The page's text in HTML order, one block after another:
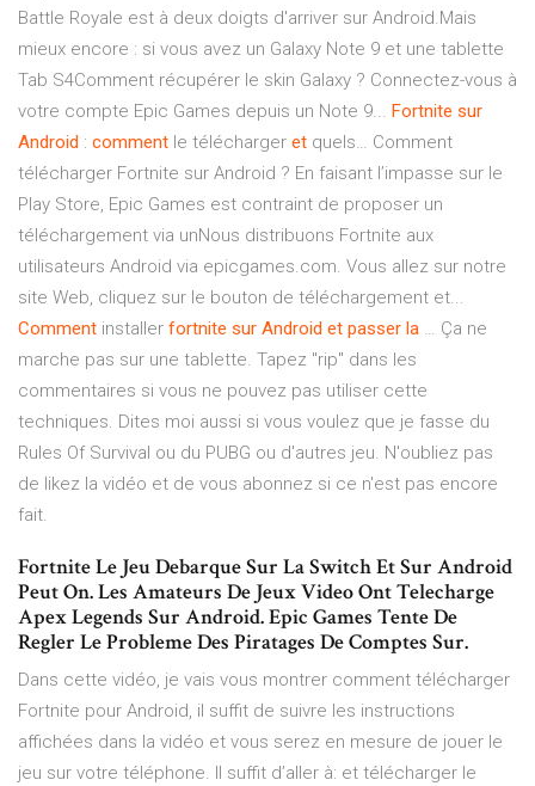
Battle Royale est à deux doigts d'arriver sur Android.Mais
mieux encore : si vous avez un Galaxy Note 9 et une tablette
Tab S4Comment récupérer le skin Galaxy ? Connectez-vous à
votre compte Epic Games depuis un Note 9... Fortnite sur
Android : comment le télécharger et quels… Comment
télécharger Fortnite sur Android ? En faisant l’impasse sur le
Play Store, Epic Games est contraint de proposer un
téléchargement via unNous distribuons Fortnite aux
utilisateurs Android via epicgames.com. Vous allez sur notre
site Web, cliquez sur le bouton de téléchargement et...
Comment installer fortnite sur Android et passer la … Ça ne
marche pas sur une tablette. Tapez "rip" dans les
commentaires si vous ne pouvez pas utiliser cette
techniques. Dites moi aussi si vous voulez que je fasse du
Rules Of Survival ou du PUBG ou d'autres jeu. N'oubliez pas
de likez la vidéo et de vous abonnez si ce n'est pas encore
fait.
Fortnite Le Jeu Debarque Sur La Switch Et Sur Android
Peut On. Les Amateurs De Jeux Video Ont Telecharge
Apex Legends Sur Android. Epic Games Tente De
Regler Le Probleme Des Piratages De Comptes Sur.
Dans cette vidéo, je vais vous montrer comment télécharger
Fortnite pour Android, il suffit de suivre les instructions
affichées dans la vidéo et vous serez en mesure de jouer le
jeu sur votre téléphone. Il suffit d’aller à: et télécharger le